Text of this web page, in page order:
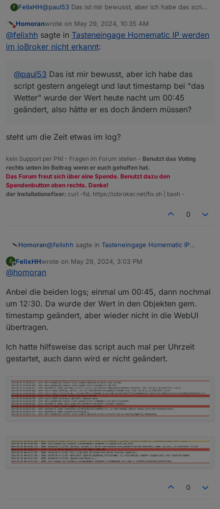
F FelixHH@paul53 Das ist mir bewusst, aber ich habe das script
wurde der Wert heute nacht um 00:45 geändert, also
hätte er es doch ändern müssen?
Do not disturb
Homoranwrote on May 29, 2024, 10:35 AM
last edited by
@felixhh sagte in Tasteneingage Homematic IP werden
im ioBroker nicht erkannt:
@paul53 Das ist mir bewusst, aber ich habe das
script gestern angelegt und laut timestamp bei "das
Wetter" wurde der Wert heute nacht um 00:45
geändert, also hätte er es doch ändern müssen?
steht um die Zeit etwas im log?
kein Support per PN! - Fragen im Forum stellen - Benutzt das Voting
rechts unten im Beitrag wenn er euch geholfen hat.
Das Forum freut sich über eine Spende. Benutzt dazu den
Spendenbutton oben rechts. Danke!
der Installationsfixer: curl -fsL https://iobroker.net/fix.sh | bash -
0
Homoran@felixhh sagte in Tasteneingage Homematic IP
"das Wetter" wurde der Wert heute nacht um
00:45 geändert, also hätte er es doch ändern
müssen?
steht um die Zeit etwas im log?
F
Offline
FelixHHwrote on May 29, 2024, 3:03 PM
last edited by
@homoran
Anbei die beiden logs; einmal um 00:45, dann nochmal
um 12:30. Da wurde der Wert in den Objekten gem.
timestamp geändert, aber wieder nicht in die WebUI
übertragen.
Ich hatte hilfsweise das script auch mal per Uhrzeit
gestartet, auch dann wird er nicht geändert.
0